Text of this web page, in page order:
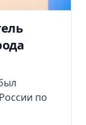
по